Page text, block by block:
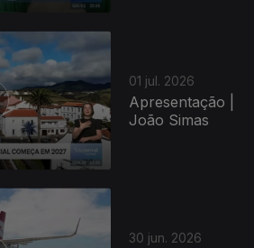
01 jul. 2026
Apresentação |
João Simas
30 jun. 2026